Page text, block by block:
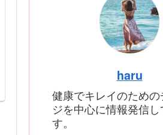
haru
健康でキレイのため
ジを中心に情報発信し
す。